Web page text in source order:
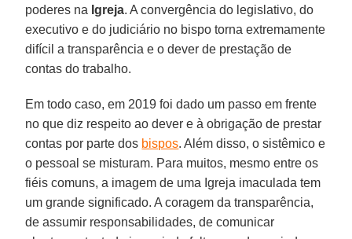
poderes na Igreja. A convergência do legislativo, do
executivo e do judiciário no bispo torna extremamente
difícil a transparência e o dever de prestação de
contas do trabalho.
Em todo caso, em 2019 foi dado um passo em frente
no que diz respeito ao dever e à obrigação de prestar
contas por parte dos bispos. Além disso, o sistêmico e
o pessoal se misturam. Para muitos, mesmo entre os
fiéis comuns, a imagem de uma Igreja imaculada tem
um grande significado. A coragem da transparência,
de assumir responsabilidades, de comunicar